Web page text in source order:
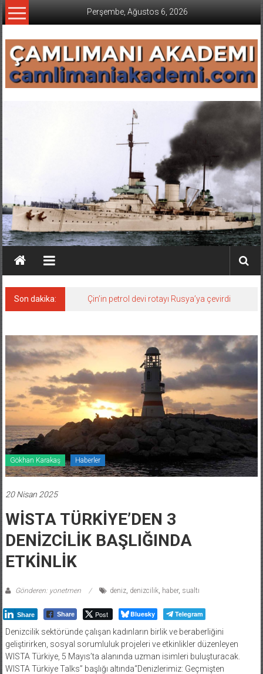
İçeriğe
geç
Perşembe, Ağustos 6, 2026
Son dakika: Çin’in petrol devi rotayı Rusya’ya çevirdi
Gökhan Karakaş Haberler
20 Nisan 2025
WİSTA TÜRKİYE’DEN 3
DENİZCİLİK BAŞLIĞINDA
ETKİNLİK
Gönderen: yonetmen deniz, denizcilik, haber, sualtı
Share Share Post Bluesky Telegram
Denizcilik sektöründe çalışan kadınların birlik ve beraberliğini
geliştirirken, sosyal sorumluluk projeleri ve etkinlikler düzenleyen
WISTA Türkiye, 5 Mayıs’ta alanında uzman isimleri buluşturacak.
WISTA Türkiye Talks” başlığı altında“Denizlerimiz: Geçmişten